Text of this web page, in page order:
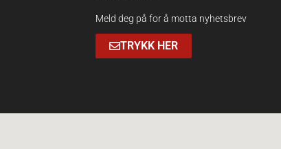
Meld deg på for å motta nyhetsbrev
TRYKK HER
Dyktige, hyggelige og
serviceinnstilte. Masse flott